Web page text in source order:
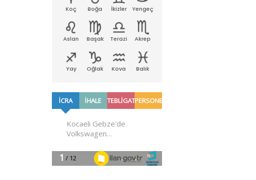
Koç Boğa İkizler Yengeç
Aslan Başak Terazi Akrep
Yay Oğlak Kova Balık